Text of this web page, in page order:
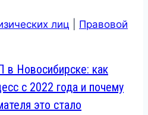
лиц
Правовой
в Новосибирске: как
с 2022 года и почему
это стало